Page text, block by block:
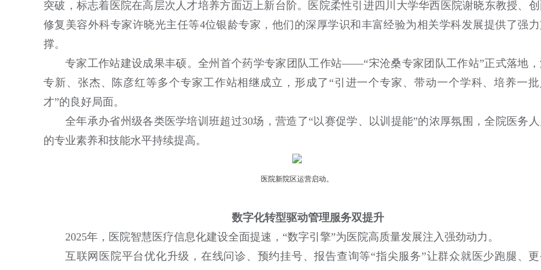
突破，标志着医院在高层次人才培养方面迈上新台阶。医院柔性引进四川大学华西医院谢晓东教授、
修复美容外科专家许晓光主任等4位银龄专家，他们的深厚学识和丰富经验为相关学科发展提供了强
撑。
专家工作站建设成果丰硕。全州首个药学专家团队工作站——“宋沧桑专家团队工作站”正式落地，
专新、张杰、陈彦红等多个专家工作站相继成立，形成了“引进一个专家、带动一个学科、培养一批
才”的良好局面。
全年承办省州级各类医学培训班超过30场，营造了“以赛促学、以训提能”的浓厚氛围，全院医务人
的专业素养和技能水平持续提高。
医院新院区运营启动。
数字化转型驱动管理服务双提升
2025年，医院智慧医疗信息化建设全面提速，“数字引擎”为医院高质量发展注入强劲动力。
互联网医院平台优化升级，在线问诊、预约挂号、报告查询等“指尖服务”让群众就医少跑腿、